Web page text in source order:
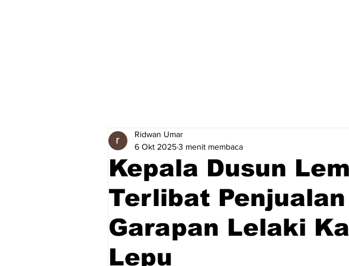
Kepala Dusun
Terlibat
Garapan Lelaki
Lepu
Ridwan Umar
6 Okt 20253 menit membaca